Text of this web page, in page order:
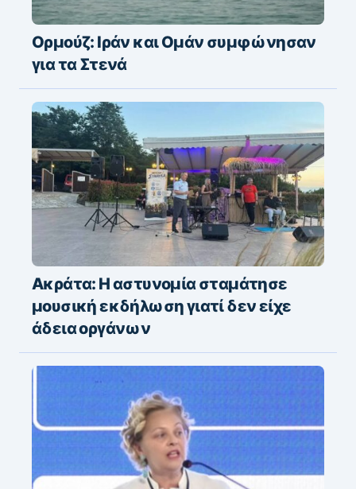
Ορμούζ: Ιράν και Ομάν συμφώνησαν
για τα Στενά
Ακράτα: Η αστυνομία σταμάτησε
μουσική εκδήλωση γιατί δεν είχε
άδεια οργάνων